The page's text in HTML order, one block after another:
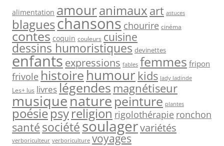
alimentation amouranimaux art astuces
blagueschansons chourire cinéma
contes coquin couleurs cuisine
dessins humoristiques devinettes
enfantsexpressions fables femmes fripon
frivole histoire humour kids lady ladinde
Les+ lus livreslégendes magnétiseur
musiquenature peinture plantes
poésiepsyreligion rigolothérapie ronchon
santésociétésoulagervariétés
verboriculteur verboriculture voyages